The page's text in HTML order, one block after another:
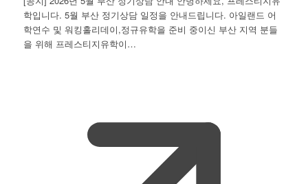
학입니다. 5월 부산 정기상담 일정을 안내드립니다. 아일랜드 어
학연수 및 워킹홀리데이,정규유학을 준비 중이신 부산 지역 분들
을 위해 프레스티지유학이…